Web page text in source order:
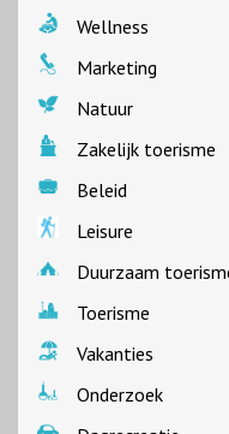
Wellness
Marketing
Natuur
Zakelijk toerisme
Beleid
Leisure
Duurzaam
Toerisme
Vakanties
Onderzoek